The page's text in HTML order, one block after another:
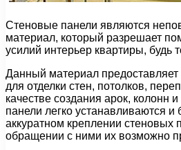
Стеновые панели являются
материал, который разрешает
усилий интерьер квартиры, будь
Данный материал
для отделки стен, потолков,
качестве создания арок, колонн
панели легко устанавливаются и
аккуратном креплении стеновых
обращении с ними их возможно